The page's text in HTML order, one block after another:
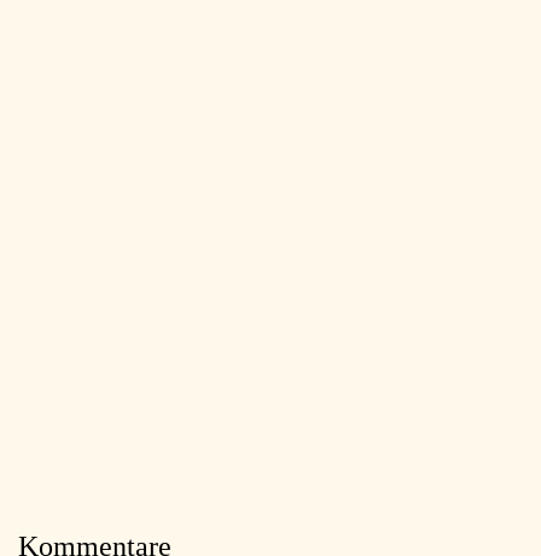
Kommentare